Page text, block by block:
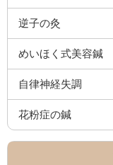
逆子の灸
めいほく式美容鍼
自律神経失調
花粉症の鍼